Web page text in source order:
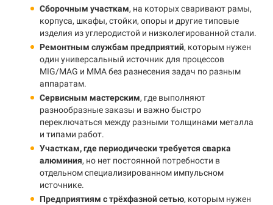
Сборочным участкам, на которых сваривают рамы,
корпуса, шкафы, стойки, опоры и другие типовые
изделия из углеродистой и низколегированной стали.
Ремонтным службам предприятий, которым нужен
один универсальный источник для процессов
MIG/MAG и MMA без разнесения задач по разным
аппаратам.
Сервисным мастерским, где выполняют
разнообразные заказы и важно быстро
переключаться между разными толщинами металла
и типами работ.
Участкам, где периодически требуется сварка
алюминия, но нет постоянной потребности в
отдельном специализированном импульсном
источнике.
Предприятиям с трёхфазной сетью, которым нужен